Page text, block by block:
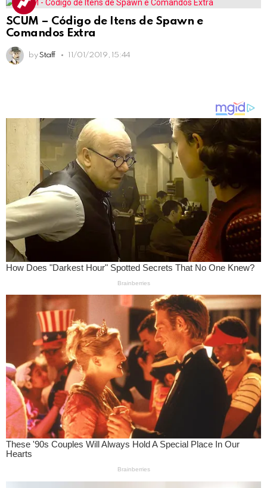
SCUM – Código de Itens de Spawn e
Comandos Extra
by Staff 11/01/2019, 15:44